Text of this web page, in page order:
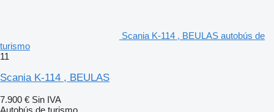
Scania K-114 , BEULAS autobús de
turismo
11
Scania K-114 , BEULAS
7.900 € Sin IVA